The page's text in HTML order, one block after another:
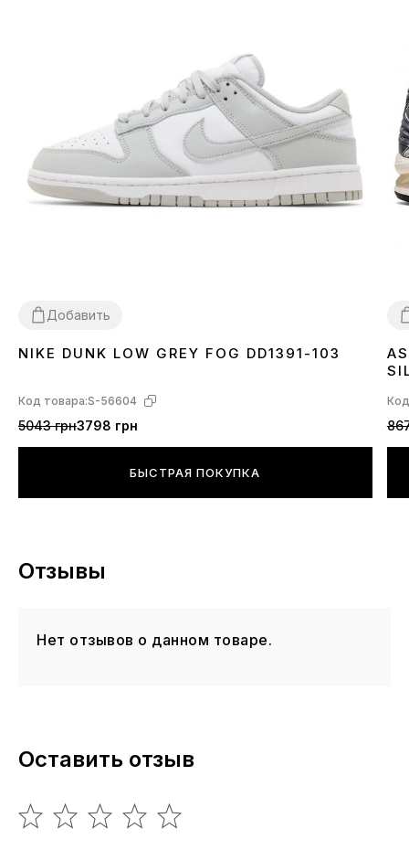
Добавить
3637 383940 4142 43 44 45
NIKE DUNK LOW GREY FOG DD1391-103
Код товара:S-56604
5043 грн3798 грн
БЫСТРАЯ ПОКУПКА
Отзывы
Нет отзывов о данном товаре.
Оставить отзыв